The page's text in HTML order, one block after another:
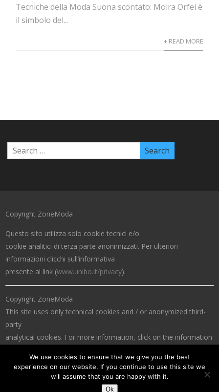
Tecniche della Moda Suona scontato: Moira Orfei è
il simbolo del...
+ READ MORE
Copyright ZoneModa
Questo sito utilizza solo cookie tecnici e/o
cookie analitici di terza parte anonimizzati. Per ulteriori
informazioni clicchi sull’informativa
presente al link (www.unibo.it/privacy).
Copyright ZoneModa
This site uses only technical cookies and / or anonymized third-
party
analytical cookies. For more information, click on the information
We use cookies to ensure that we give you the best
experience on our website. If you continue to use this site we
will assume that you are happy with it.
Ok